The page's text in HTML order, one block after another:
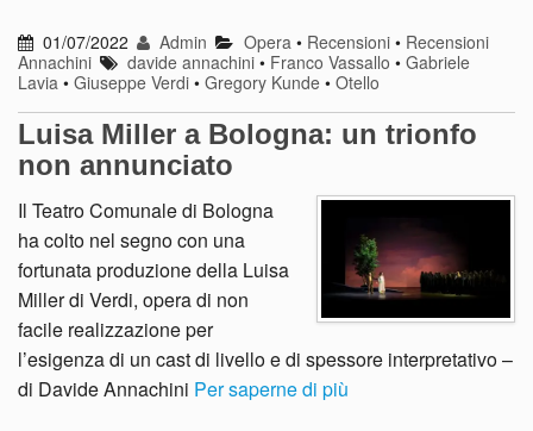
01/07/2022 Admin Opera • Recensioni• Recensioni
Annachini
davide annachini • Franco Vassallo •Gabriele
Lavia • Giuseppe Verdi • Gregory Kunde • Otello
Luisa Miller a Bologna: un trionfo
non annunciato
Il Teatro Comunale di Bologna
ha colto nel segno con una
fortunata produzione della Luisa
Miller di Verdi, opera di non
facile realizzazione per
l’esigenza di un cast di livello e di spessore interpretativo –
di Davide Annachini Per saperne di più